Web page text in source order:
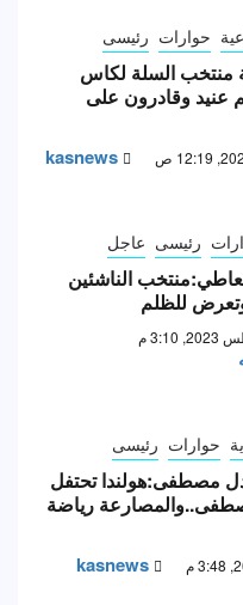
حوارات رئيسى
منتخب السلة لكاس
عنيد وقادرون على
kasnews
رئيسى عاجل
الناشئين
للظلم
حوارات رئيسى
مصطفى:هولندا تحتفل
رياضة
kasnews